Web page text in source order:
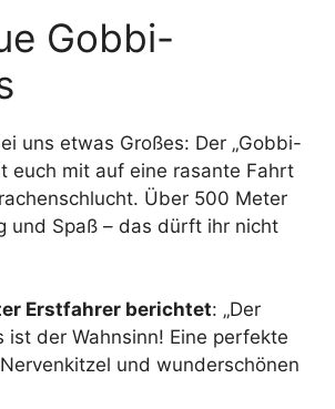
Gobbi-
uns etwas Großes: Der „Gobbi-
euch mit auf eine rasante Fahrt
Über 500 Meter
und Spaß – das dürft ihr nicht
Erstfahrer berichtet: „Der
ist der Wahnsinn! Eine perfekte
und wunderschönen